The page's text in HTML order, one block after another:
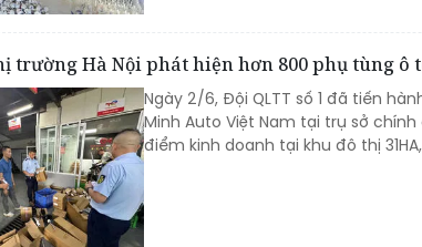
trường Hà Nội phát hiện hơn 800 phụ tùng
Ngày 2/6, Đội QLTT số 1 đã tiến
Minh Auto Việt Nam tại trụ sở
điểm kinh doanh tại khu đô thị